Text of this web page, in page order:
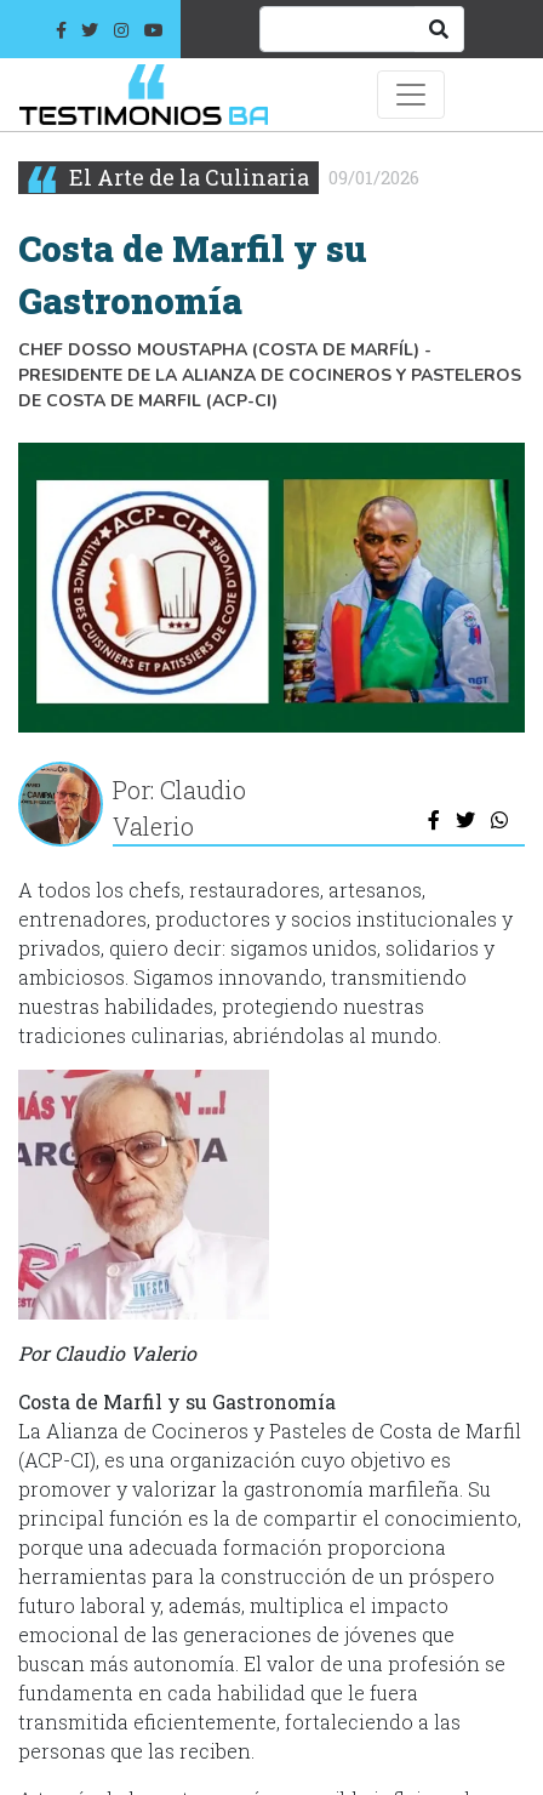
El Arte de la Culinaria 09/01/2026
Costa de Marfil y su
Gastronomía
CHEF DOSSO MOUSTAPHA (COSTA DE MARFÍL) -
PRESIDENTE DE LA ALIANZA DE COCINEROS Y PASTELEROS
DE COSTA DE MARFIL (ACP-CI)
Por: Claudio
Valerio
A todos los chefs, restauradores, artesanos,
entrenadores, productores y socios institucionales y
privados, quiero decir: sigamos unidos, solidarios y
ambiciosos. Sigamos innovando, transmitiendo
nuestras habilidades, protegiendo nuestras
tradiciones culinarias, abriéndolas al mundo.
Por Claudio Valerio
Costa de Marfil y su Gastronomía
La Alianza de Cocineros y Pasteles de Costa de Marfil
(ACP-CI), es una organización cuyo objetivo es
promover y valorizar la gastronomía marfileña. Su
principal función es la de compartir el conocimiento,
porque una adecuada formación proporciona
herramientas para la construcción de un próspero
futuro laboral y, además, multiplica el impacto
emocional de las generaciones de jóvenes que
buscan más autonomía. El valor de una profesión se
fundamenta en cada habilidad que le fuera
transmitida eficientemente, fortaleciendo a las
personas que las reciben.